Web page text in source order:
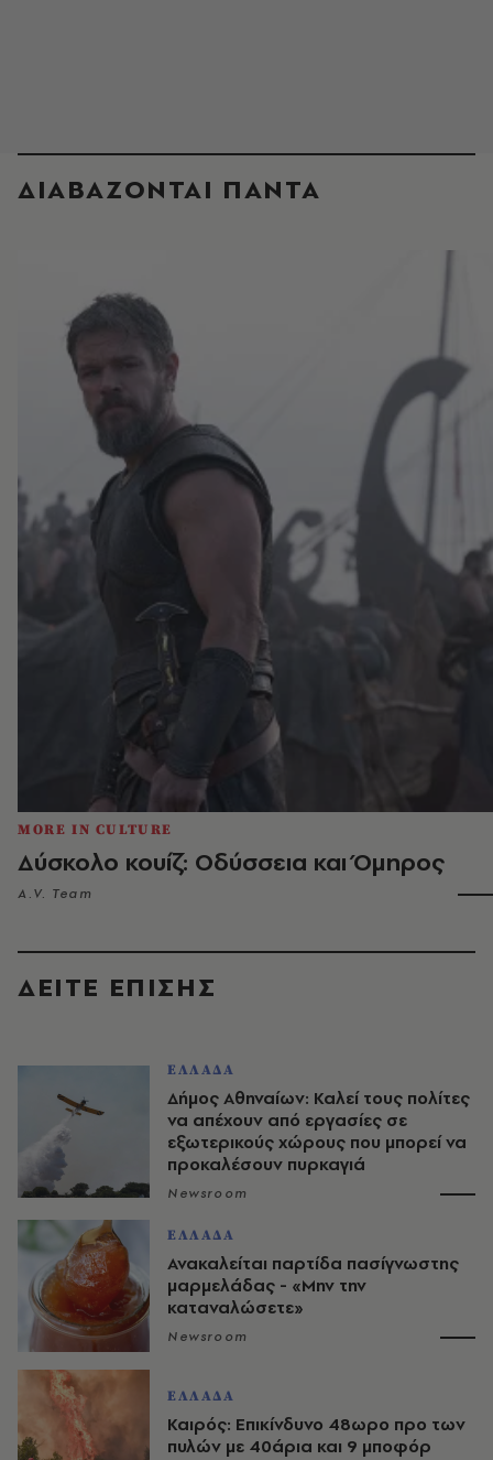
ΔΙΑΒΑΖΟΝΤΑΙ ΠΑΝΤΑ
MORE IN CULTURE
Δύσκολο κουίζ: Οδύσσεια και Όμηρος
A.V. Team
ΔΕΙΤΕ ΕΠΙΣΗΣ
ΕΛΛΑΔΑ
Δήμος Αθηναίων: Καλεί τους πολίτες
να απέχουν από εργασίες σε
εξωτερικούς χώρους που μπορεί να
προκαλέσουν πυρκαγιά
Newsroom
ΕΛΛΑΔΑ
Ανακαλείται παρτίδα πασίγνωστης
μαρμελάδας - «Μην την
καταναλώσετε»
Newsroom
ΕΛΛΑΔΑ
Καιρός: Επικίνδυνο 48ωρο προ των
πυλών με 40άρια και 9 μποφόρ